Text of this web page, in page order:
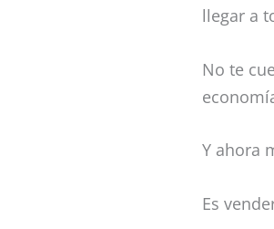
llegar a
No te
Y ahora
Es